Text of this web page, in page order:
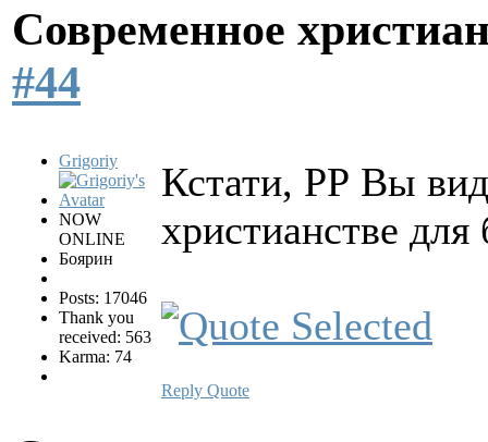
Современное
#44
Grigoriy
NOW
ONLINE
Боярин
Posts: 17046
Thank you
received: 563
Karma: 74
Кстати, РР Вы
христианстве для
Reply Quote